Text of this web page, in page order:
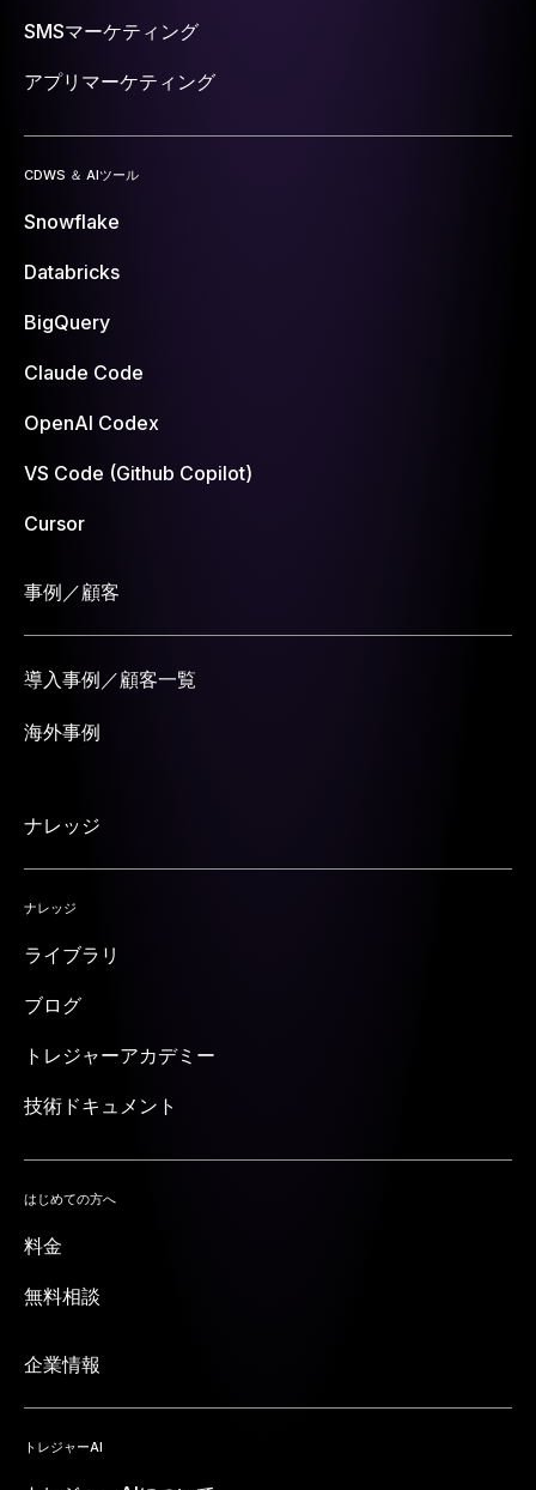
SMSマーケティング
アプリマーケティング
CDWS ＆ AIツール
Snowflake
Databricks
BigQuery
Claude Code
OpenAI Codex
VS Code (Github Copilot)
Cursor
事例／顧客
導入事例／顧客一覧
海外事例
ナレッジ
ナレッジ
ライブラリ
ブログ
トレジャーアカデミー
技術ドキュメント
はじめての方へ
料金
無料相談
企業情報
トレジャーAI